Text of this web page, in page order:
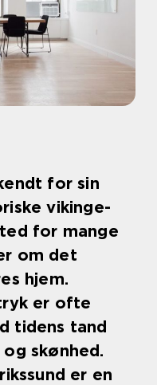
for sin
vikinge-
for mange
om det
hjem.
er ofte
tidens tand
skønhed.
er en